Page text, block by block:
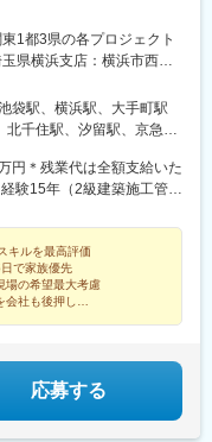
1都3県の各プロジェクト
県横浜支店：横浜市西区
の積極採用★U・Iターン
必要な場合は転居費用を
い社員寮も利用可能）★
袋駅、横浜駅、大手町駅
北千住駅、汐留駅、京急川
木上原駅、大崎駅、日比
駅、九段下駅、浜松町
駅、錦糸町駅、赤羽岩淵
、西日暮里駅、御茶ノ水
黒駅、川口駅、表参道
、向ケ丘遊園駅、南越谷
自由が丘駅、巣鴨駅、上
、市ケ谷駅、練馬駅、菊名
徒町駅、川越駅、新百合ケ
円＊残業代は全額支給いた
験15年（2級建築施工管理
キルを最高評価
で家族優先
の希望最大考慮
社も後押し
応募する